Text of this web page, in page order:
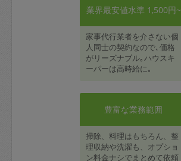
業界最安値水準 1,500円~
家事代行業者を介さない個
人同士の契約なので､価格
がリーズナブル｡ハウスキ
ーパーは高時給に｡
豊富な業務範囲
掃除、料理はもちろん、整
理収納や洗濯も、オプショ
ン料金ナシでまとめて依頼